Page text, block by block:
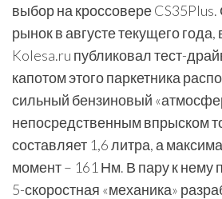
выбор на кроссовере
рынок в августе текущего
Kolesa.ru публиковал тест-
капотом этого паркетника
сильный бензиновый
непосредственным впрыском
составляет 1,6 литра, а
момент – 161 Нм. В пару к нему
5-скоростная «механика»